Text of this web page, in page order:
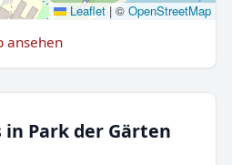
Leaflet |© OpenStreetMap
ansehen
Park der Gärten